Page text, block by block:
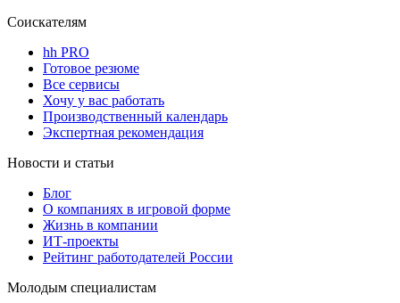
Соискателям
hh PRO
Готовое резюме
Все сервисы
Хочу у вас работать
Производственный календарь
Экспертная рекомендация
Новости и статьи
Блог
О компаниях в игровой форме
Жизнь в компании
ИТ-проекты
Рейтинг работодателей России
Молодым специалистам